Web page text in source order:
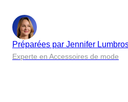
Préparées par Jennifer
Experte en Accessoires de mode